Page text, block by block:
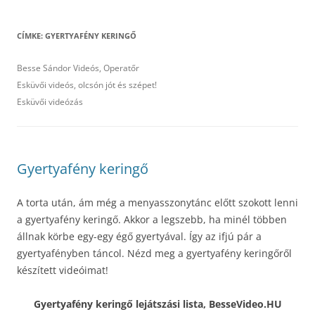
CÍMKE: GYERTYAFÉNY KERINGŐ
Besse Sándor Videós, Operatőr
Esküvői videós, olcsón jót és szépet!
Esküvői videózás
Gyertyafény keringő
A torta után, ám még a menyasszonytánc előtt szokott lenni
a gyertyafény keringő. Akkor a legszebb, ha minél többen
állnak körbe egy-egy égő gyertyával. Így az ifjú pár a
gyertyafényben táncol. Nézd meg a gyertyafény keringőről
készített videóimat!
Gyertyafény keringő lejátszási lista, BesseVideo.HU